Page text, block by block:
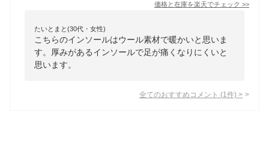
価格と在庫を楽天でチェック >>
たいとまと(30代・女性)
こちらのインソールはウール素材で暖かいと思いま
す。厚みがあるインソールで足が痛くなりにくいと
思います。
全てのおすすめコメント (1 件) >